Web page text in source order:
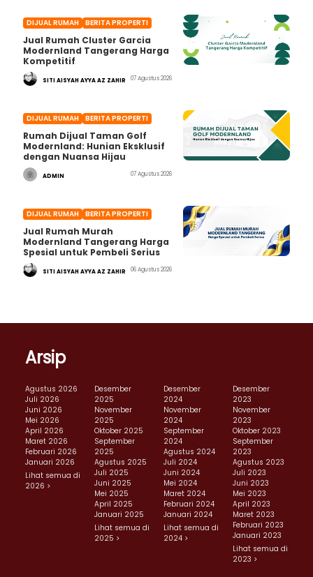
DIJUAL RUMAH BERITA PROPERTI
Jual Rumah Cluster Garcia
Modernland Tangerang Harga
Kompetitif
SITI AISYAH AYYA AZ ZAHIR 07 Agustus 2026
DIJUAL RUMAH BERITA PROPERTI
Rumah Dijual Taman Golf
Modernland: Hunian Eksklusif
dengan Nuansa Hijau
ADMIN 07 Agustus 2026
DIJUAL RUMAH BERITA PROPERTI
Jual Rumah Murah
Modernland Tangerang Harga
Spesial untuk Pembeli Serius
SITI AISYAH AYYA AZ ZAHIR 06 Agustus 2026
Arsip
Agustus 2026
Juli 2026
Juni 2026
Mei 2026
April 2026
Maret 2026
Februari 2026
Januari 2026
Lihat semua di
2026 >
Desember
2025
November
2025
Oktober 2025
September
2025
Agustus 2025
Juli 2025
Juni 2025
Mei 2025
April 2025
Januari 2025
Lihat semua di
2025 >
Desember
2024
November
2024
September
2024
Agustus 2024
Juli 2024
Juni 2024
Mei 2024
Maret 2024
Februari 2024
Januari 2024
Lihat semua di
2024 >
Desember
2023
November
2023
Oktober 2023
September
2023
Agustus 2023
Juli 2023
Juni 2023
Mei 2023
April 2023
Maret 2023
Februari 2023
Januari 2023
Lihat semua di
2023 >